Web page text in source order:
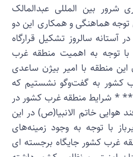
بین المللی عبدالمالک
هماهنگی و همکاری این دو
سالروز تشکیل قرارگاه
توجه به اهمیت منطقه غرب
با امیر بیژن ساعدی
به گفت‌وگو نشستیم که
شرایط منطقه غرب کشور در
خاتم الانبیا(ص) در این
با توجه به وجود زمینه‌های
کشور جایگاه برجسته ای